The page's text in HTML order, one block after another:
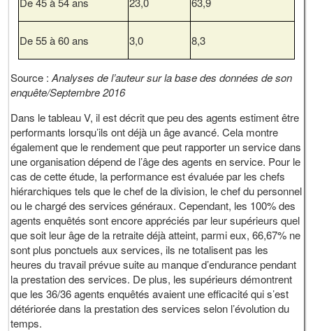
De 55 à 60 ans 3,0 8,3
Source : Analyses de l’auteur sur la base des données de son
enquête/Septembre 2016
Dans le tableau V, il est décrit que peu des agents estiment être
performants lorsqu’ils ont déjà un âge avancé. Cela montre
également que le rendement que peut rapporter un service dans
une organisation dépend de l’âge des agents en service. Pour le
cas de cette étude, la performance est évaluée par les chefs
hiérarchiques tels que le chef de la division, le chef du personnel
ou le chargé des services généraux. Cependant, les 100% des
agents enquêtés sont encore appréciés par leur supérieurs quel
que soit leur âge de la retraite déjà atteint, parmi eux, 66,67% ne
sont plus ponctuels aux services, ils ne totalisent pas les
heures du travail prévue suite au manque d’endurance pendant
la prestation des services. De plus, les supérieurs démontrent
que les 36/36 agents enquêtés avaient une efficacité qui s’est
détériorée dans la prestation des services selon l’évolution du
temps.